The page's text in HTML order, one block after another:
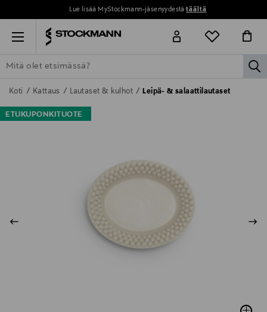
Lue lisää MyStockmann-jäsenyydestätäältä
Menu
ETSI KAIKKI NAISET MIEHET LAPSET KOTI
Koti Kattaus Lautaset & kulhot Leipä- & salaattilautaset
ETUKUPONKITUOTE